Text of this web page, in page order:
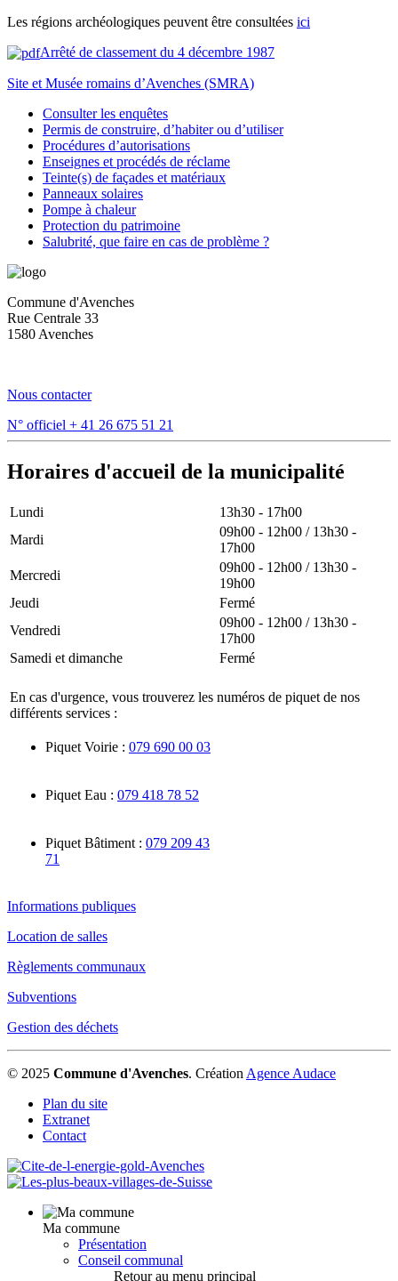
Les régions archéologiques peuvent être consultées ici
Arrêté de classement du 4 décembre 1987
Site et Musée romains d’Avenches (SMRA)
Consulter les enquêtes
Permis de construire, d’habiter ou d’utiliser
Procédures d’autorisations
Enseignes et procédés de réclame
Teinte(s) de façades et matériaux
Panneaux solaires
Pompe à chaleur
Protection du patrimoine
Salubrité, que faire en cas de problème ?
Commune d'Avenches
Rue Centrale 33
1580 Avenches
Nous contacter
N° officiel + 41 26 675 51 21
Horaires d'accueil de la municipalité
Lundi
13h30 - 17h00
Mardi
09h00 - 12h00 / 13h30 -
17h00
Mercredi
09h00 - 12h00 / 13h30 -
19h00
Jeudi
Fermé
Vendredi
09h00 - 12h00 / 13h30 -
17h00
Samedi et dimanche
Fermé
En cas d'urgence, vous trouverez les numéros de piquet de nos
différents services :
Piquet Voirie : 079 690 00 03
Piquet Eau : 079 418 78 52
Piquet Bâtiment : 079 209 43
71
Informations publiques
Location de salles
Règlements communaux
Subventions
Gestion des déchets
© 2025 Commune d'Avenches. Création Agence Audace
Plan du site
Extranet
Contact
Ma commune
Présentation
Conseil communal
Retour au menu principal